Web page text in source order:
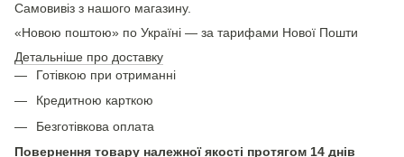
Самовивіз з нашого магазину.
«Новою поштою» по Україні — за тарифами Нової Пошти
Детальніше про доставку
Готівкою при отриманні
Кредитною карткою
Безготівкова оплата
Повернення товару належної якості протягом 14 днів